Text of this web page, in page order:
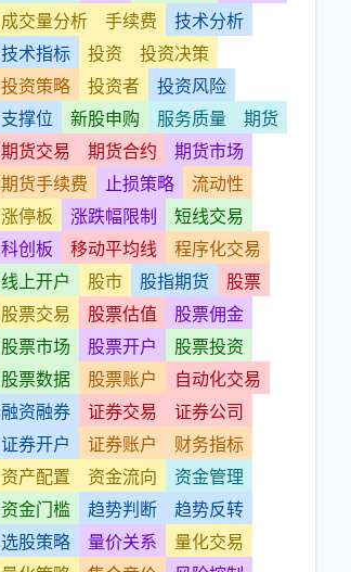
成交量分析
手续费
技术分析
技术指标
投资
投资决策
投资策略
投资者
投资风险
支撑位
新股申购 服务质量
期货
期货交易
期货合约
期货市场
期货手续费
止损策略
流动性
涨停板
涨跌幅限制
短线交易
科创板
移动平均线
程序化交易
线上开户
股市 股指期货
股票
股票交易
股票估值
股票佣金
股票市场
股票开户
股票投资
股票数据
股票账户
自动化交易
融资融券
证券交易
证券公司
证券开户
证券账户
财务指标
资产配置
资金流向
资金管理
资金门槛
趋势判断
趋势反转
选股策略
量价关系
量化交易